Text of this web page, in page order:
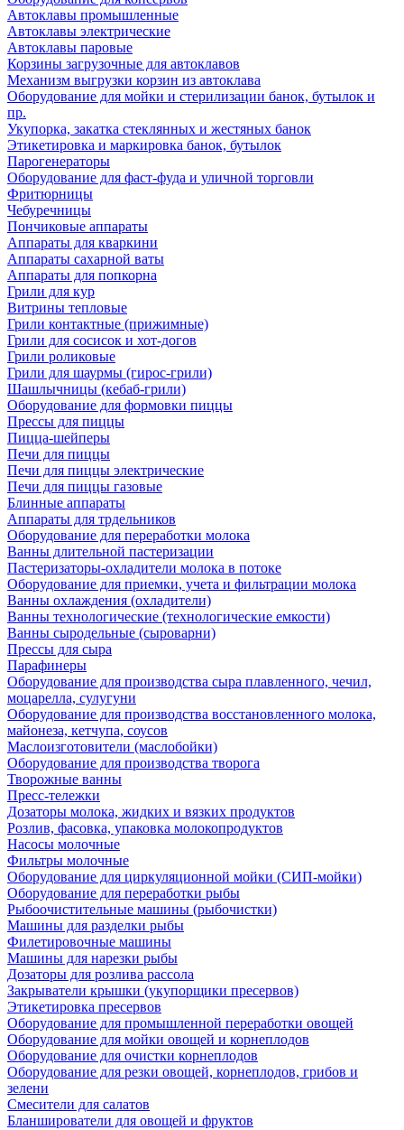
Автоклавы промышленные
Автоклавы электрические
Автоклавы паровые
Корзины загрузочные для автоклавов
Механизм выгрузки корзин из автоклава
Оборудование для мойки и стерилизации банок, бутылок и
пр.
Укупорка, закатка стеклянных и жестяных банок
Этикетировка и маркировка банок, бутылок
Парогенераторы
Оборудование для фаст-фуда и уличной торговли
Фритюрницы
Чебуречницы
Пончиковые аппараты
Аппараты для кваркини
Аппараты сахарной ваты
Аппараты для попкорна
Грили для кур
Витрины тепловые
Грили контактные (прижимные)
Грили для сосисок и хот-догов
Грили роликовые
Грили для шаурмы (гирос-грили)
Шашлычницы (кебаб-грили)
Оборудование для формовки пиццы
Прессы для пиццы
Пицца-шейперы
Печи для пиццы
Печи для пиццы электрические
Печи для пиццы газовые
Блинные аппараты
Аппараты для трдельников
Оборудование для переработки молока
Ванны длительной пастеризации
Пастеризаторы-охладители молока в потоке
Оборудование для приемки, учета и фильтрации молока
Ванны охлаждения (охладители)
Ванны технологические (технологические емкости)
Ванны сыродельные (сыроварни)
Прессы для сыра
Парафинеры
Оборудование для производства сыра плавленного, чечил,
моцарелла, сулугуни
Оборудование для производства восстановленного молока,
майонеза, кетчупа, соусов
Маслоизготовители (маслобойки)
Оборудование для производства творога
Творожные ванны
Пресс-тележки
Дозаторы молока, жидких и вязких продуктов
Розлив, фасовка, упаковка молокопродуктов
Насосы молочные
Фильтры молочные
Оборудование для циркуляционной мойки (СИП-мойки)
Оборудование для переработки рыбы
Рыбоочистительные машины (рыбочистки)
Машины для разделки рыбы
Филетировочные машины
Машины для нарезки рыбы
Дозаторы для розлива рассола
Закрыватели крышки (укупорщики пресервов)
Этикетировка пресервов
Оборудование для промышленной переработки овощей
Оборудование для мойки овощей и корнеплодов
Оборудование для очистки корнеплодов
Оборудование для резки овощей, корнеплодов, грибов и
зелени
Смесители для салатов
Бланширователи для овощей и фруктов